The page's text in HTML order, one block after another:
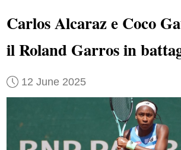
Carlos Alcaraz e Coco
il Roland Garros in
12 June 2025